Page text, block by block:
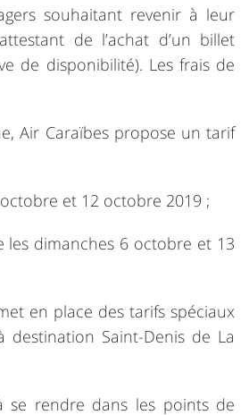
souhaitant revenir à leur
de l’achat d’un billet
de disponibilité). Les frais de
Air Caraïbes propose un tarif
et 12 octobre 2019 ;
dimanches 6 octobre et 13
en place des tarifs spéciaux
Saint-Denis de La
se rendre dans les points de